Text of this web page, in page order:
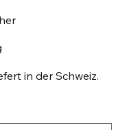
in der Schweiz.